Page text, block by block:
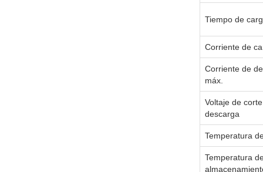
Tiempo de
Corriente de
Corriente de
máx.
Voltaje de
descarga
Temperatura
Temperatura